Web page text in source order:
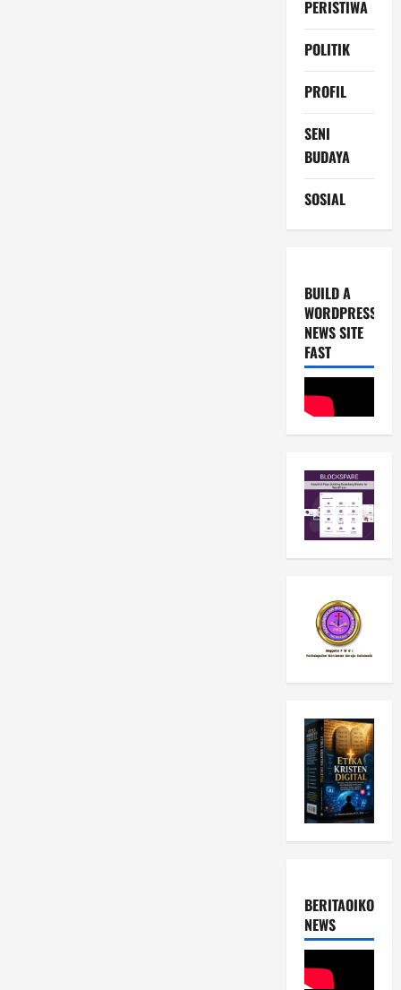
PERISTIWA
POLITIK
PROFIL
SENI
BUDAYA
SOSIAL
BUILD A
WORDPRESS
NEWS SITE
FAST
NEWS